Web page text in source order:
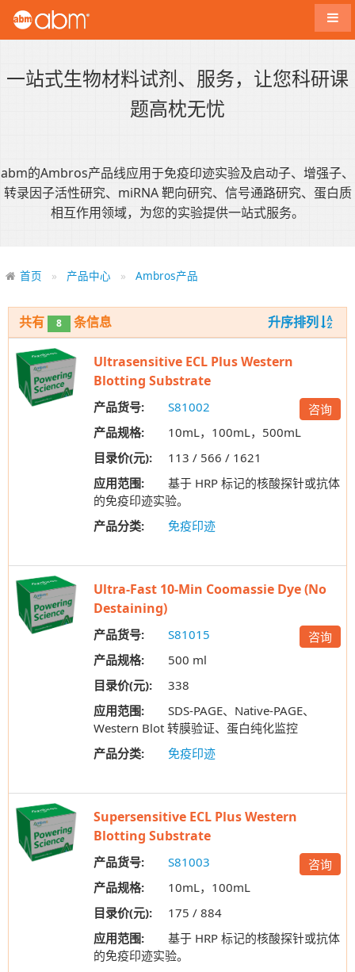
导
一站式生物材料试剂、服务，让您科研课
题高枕无忧
abm的Ambros产品线应用于免疫印迹实验及启动子、增强子、
转录因子活性研究、miRNA 靶向研究、信号通路研究、蛋白质
相互作用领域，为您的实验提供一站式服务。
首页 产品中心 Ambros产品
共有 8 条信息 升序排列
Ultrasensitive ECL Plus Western
Blotting Substrate
产品货号: S81002
咨询
产品规格:
10mL，100mL，500mL
目录价(元):
113 / 566 / 1621
应用范围:
基于 HRP 标记的核酸探针或抗体
的免疫印迹实验。
产品分类:
免疫印迹
Ultra-Fast 10-Min Coomassie Dye (No
Destaining)
产品货号: S81015
咨询
产品规格:
500 ml
目录价(元):
338
应用范围:
SDS-PAGE、Native-PAGE、
Western Blot 转膜验证、蛋白纯化监控
产品分类:
免疫印迹
Supersensitive ECL Plus Western
Blotting Substrate
产品货号: S81003
咨询
产品规格:
10mL，100mL
目录价(元):
175 / 884
应用范围:
基于 HRP 标记的核酸探针或抗体
的免疫印迹实验。